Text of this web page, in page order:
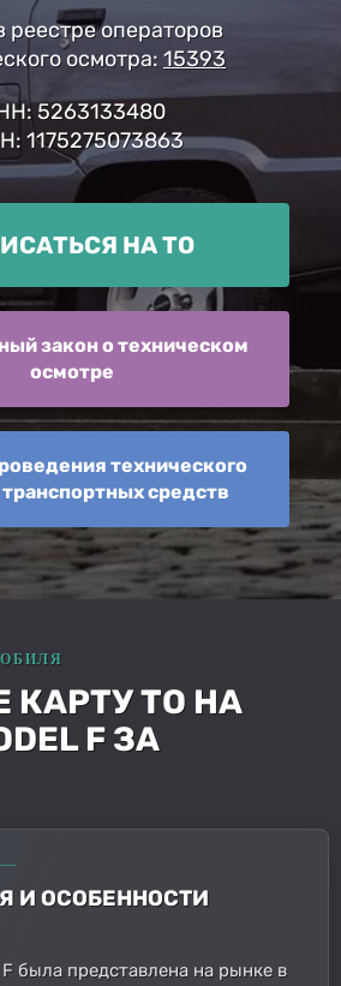
реестре операторов
осмотра: 15393
5263133480
1175275073863
НА ТО
закон о техническом
осмотре
технического
средств
КАРТУ ТО НА
F ЗА
И ОСОБЕННОСТИ
была представлена на рынке в